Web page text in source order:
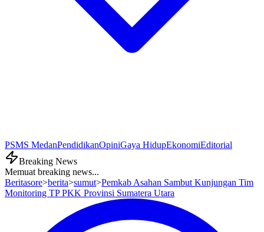
PSMS MedanPendidikanOpiniGaya HidupEkonomiEditorial
Breaking News
Memuat breaking news...
Beritasore>berita>sumut>Pemkab Asahan Sambut Kunjungan Tim
Monitoring TP PKK Provinsi Sumatera Utara